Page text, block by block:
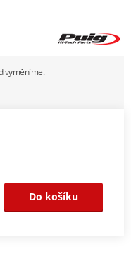
vyměníme.
Do košíku